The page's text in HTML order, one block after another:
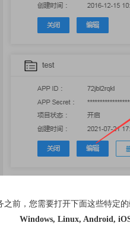
之前，您需要打开下面这些特定
Windows, Linux, Android,